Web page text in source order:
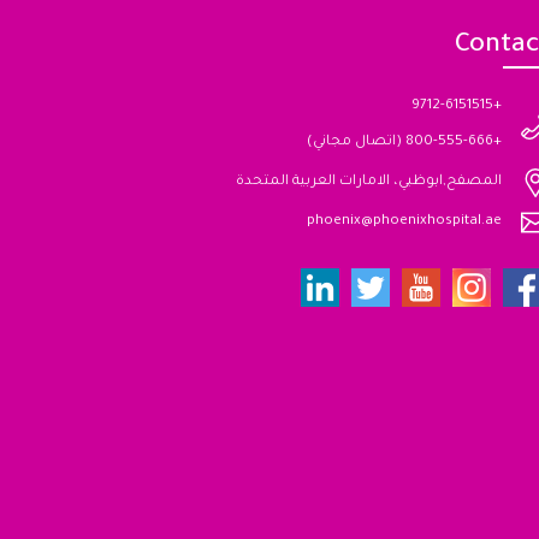
+9712-6151515
+800-555-666 (اتصال مجاني)
المصفح,ابوظبي، الامارات العربية المتحدة
phoenix@phoenixhospital.ae